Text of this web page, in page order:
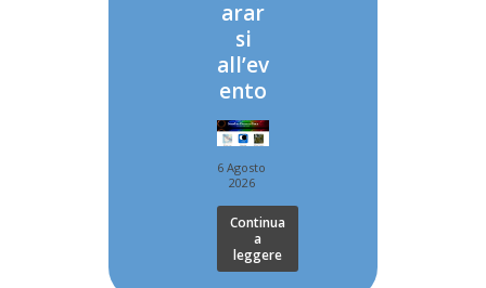
arar
si
all’ev
ento
6 Agosto
2026
Continua
a
leggere